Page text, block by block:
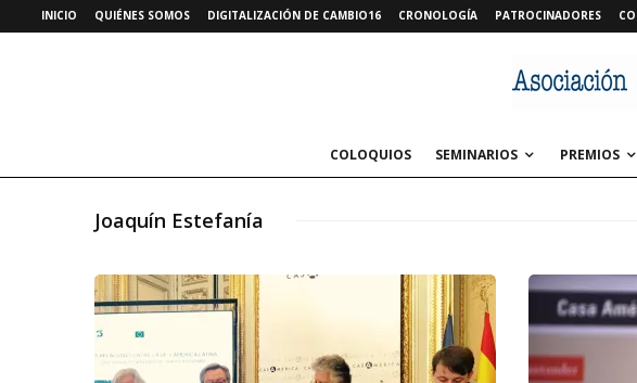
INICIO QUIÉNES SOMOS DIGITALIZACIÓN DE CAMBIO16 CRONOLOGÍA PATROCINADORES
COLOQUIOS SEMINARIOS PREMIOS
Joaquín Estefanía